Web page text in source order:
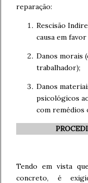
reparação:
Rescisão
causa em
Danos morais
trabalhador);
Danos
psicológicos
com remédios
Tendo em vista
concreto, é